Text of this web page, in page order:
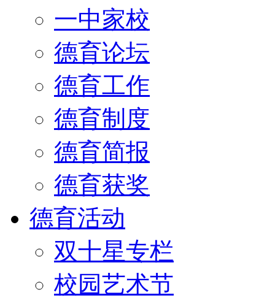
一中家校
德育论坛
德育工作
德育制度
德育简报
德育获奖
德育活动
双十星专栏
校园艺术节